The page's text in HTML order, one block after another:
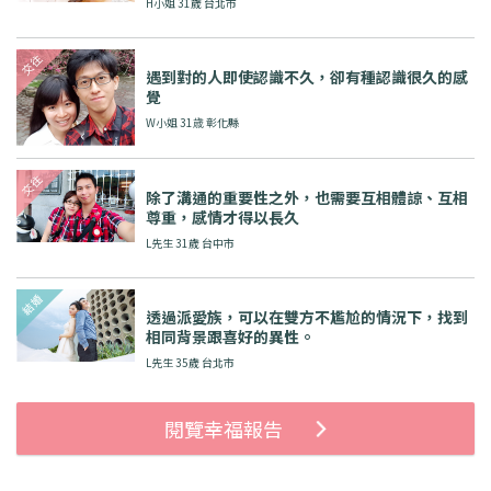
遇到對的人即使認識不久，卻有種認識很久的感
覺
W小姐 31歳 彰化縣
除了溝通的重要性之外，也需要互相體諒、互相
尊重，感情才得以長久
L先生 31歲 台中市
透過派愛族，可以在雙方不尷尬的情況下，找到
相同背景跟喜好的異性。
L先生 35歲 台北市
閱覽幸福報告